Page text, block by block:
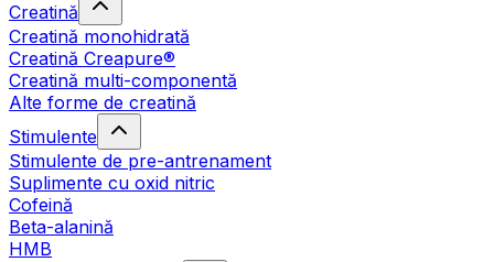
Creatină
Creatină monohidrată
Creatină Creapure®
Creatină multi-componentă
Alte forme de creatină
Stimulente
Stimulente de pre-antrenament
Suplimente cu oxid nitric
Cofeină
Beta-alanină
HMB